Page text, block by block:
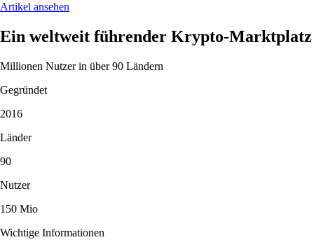
Artikel ansehen
Ein weltweit führender Krypto-Marktplatz
Millionen Nutzer in über 90 Ländern
Gegründet
2016
Länder
90
Nutzer
150 Mio
Wichtige Informationen